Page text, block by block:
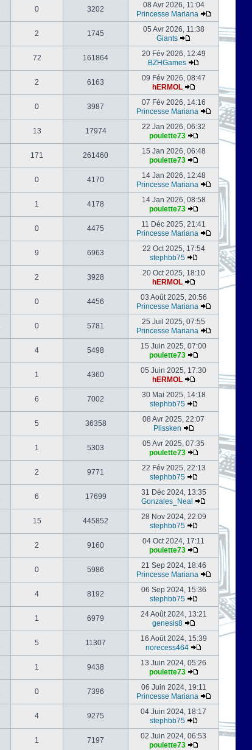
0 3202
08 Avr 2026, 11:04
Princesse Mariana
2 1745
05 Avr 2026, 11:38
Giants
72 161864
20 Fév 2026, 12:49
BZHGames
2 6163
09 Fév 2026, 08:47
hERMOL
0 3987
07 Fév 2026, 14:16
Princesse Mariana
13 17974
22 Jan 2026, 06:32
poulette73
171 261460
15 Jan 2026, 06:48
poulette73
0 4170
14 Jan 2026, 12:48
Princesse Mariana
1 4178
14 Jan 2026, 08:58
poulette73
0 4475
11 Déc 2025, 21:41
Princesse Mariana
9 6963
22 Oct 2025, 17:54
stephbb75
2 3928
20 Oct 2025, 18:10
hERMOL
0 4456
03 Août 2025, 20:56
Princesse Mariana
0 5781
25 Juil 2025, 07:55
Princesse Mariana
4 5498
15 Juin 2025, 07:00
poulette73
1 4360
05 Juin 2025, 17:30
hERMOL
6 7002
30 Mai 2025, 14:18
stephbb75
5 36358
08 Avr 2025, 22:07
Plissken
1 5303
05 Avr 2025, 07:35
poulette73
2 9771
22 Fév 2025, 22:13
stephbb75
6 17699
31 Déc 2024, 13:35
Gonzales_Neal
15 445852
28 Nov 2024, 22:09
stephbb75
2 9160
04 Oct 2024, 17:11
poulette73
0 5986
21 Sep 2024, 18:46
Princesse Mariana
4 8192
06 Sep 2024, 15:36
stephbb75
1 6979
24 Août 2024, 13:21
genesis8
5 11307
16 Août 2024, 15:39
norecess464
1 9438
13 Juin 2024, 05:26
poulette73
0 7396
06 Juin 2024, 19:11
Princesse Mariana
4 9275
04 Juin 2024, 18:17
stephbb75
1 7197
02 Juin 2024, 06:53
poulette73